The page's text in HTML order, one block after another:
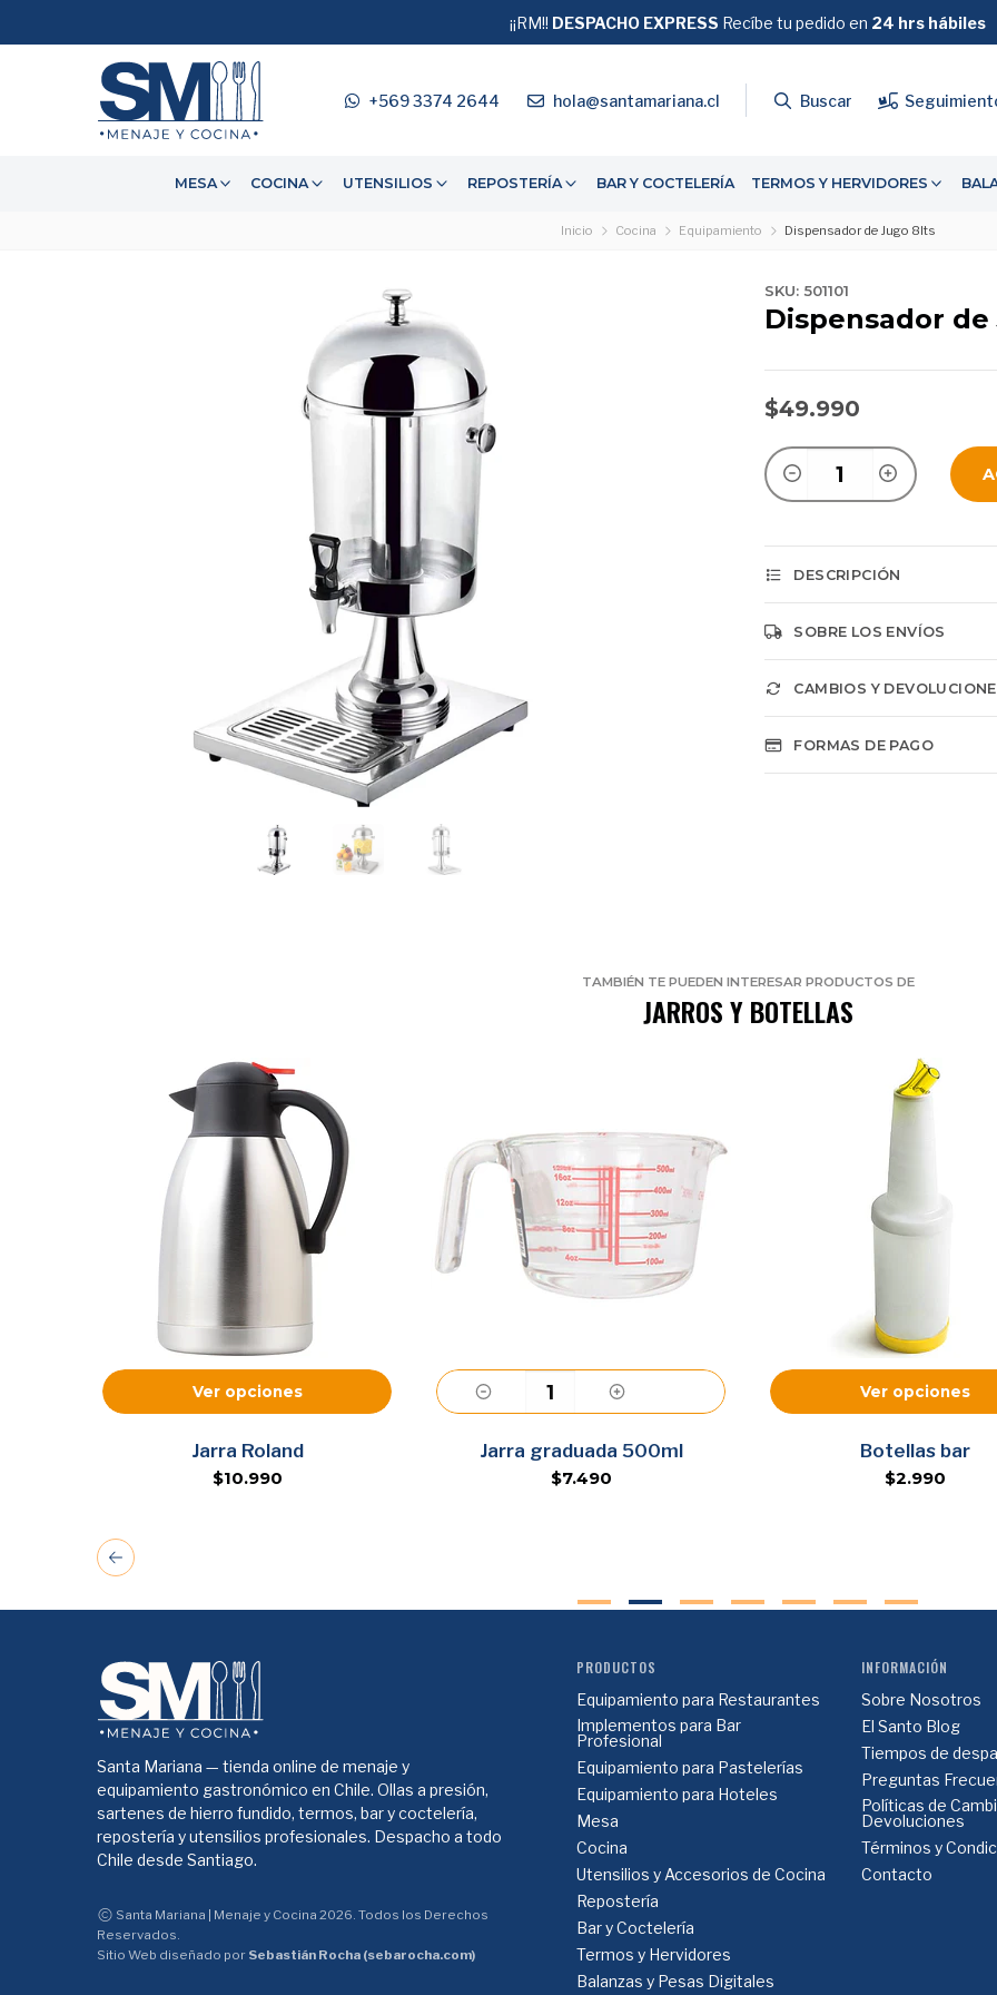
+569 3374 2644 hola@santamariana.cl Buscar
MESA COCINA UTENSILIOS REPOSTERÍA BAR Y COCTELERÍA TERMOS Y HERVIDORES
GRATIS SOBRE $39.990
¡¡RM!! DESPACHO EXPRESS Recíbe tu pedido en 24 hrs hábiles
Inicio Cocina Equipamiento Dispensador de Jugo 8lts
SKU: 501101
Dispensador
$49.990
DESCRIPCIÓN
SOBRE LOS ENVÍOS
CAMBIOS Y
FORMAS DE PAGO
TAMBIÉN TE PUEDEN INTERESAR PRODUCTOS DE
JARROS Y BOTELLAS
Ver opciones
Jarra Roland
$10.990
Agregar
Jarra graduada 500ml
$7.490
Ver opciones
Botellas bar
$2.990
Santa Mariana — tienda online de menaje y
equipamiento gastronómico en Chile. Ollas a presión,
sartenes de hierro fundido, termos, bar y coctelería,
repostería y utensilios profesionales. Despacho a todo
Chile desde Santiago.
Santa Mariana | Menaje y Cocina 2026. Todos los Derechos
Reservados.
Sitio Web diseñado por Sebastián Rocha (sebarocha.com)
PRODUCTOS
Equipamiento para Restaurantes
Implementos para Bar
Profesional
Equipamiento para Pastelerías
Equipamiento para Hoteles
Mesa
Cocina
Utensilios y Accesorios de Cocina
Repostería
Bar y Coctelería
Termos y Hervidores
Balanzas y Pesas Digitales
INFORMACIÓN
Sobre Nosotros
El Santo Blog
Tiempos de
Preguntas
Políticas de
Devoluciones
Términos y
Contacto